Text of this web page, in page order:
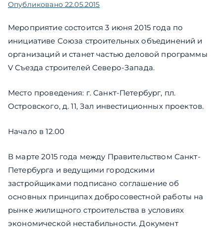
Опубликовано 22.05.2015
Мероприятие состоится 3 июня 2015 года по
инициативе Союза строительных объединений и
организаций и станет частью деловой программы
V Съезда строителей Северо-Запада.
Место проведения: г. Санкт-Петербург, пл.
Островского, д. 11, Зал инвестиционных проектов.
Начало в 12.00
В марте 2015 года между Правительством Санкт-
Петербурга и ведущими городскими
застройщиками подписано соглашение об
основных принципах добросовестной работы на
рынке жилищного строительства в условиях
экономической нестабильности. Документ